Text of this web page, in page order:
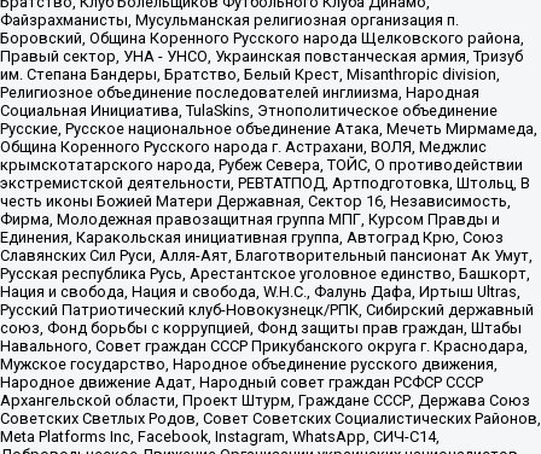
Файзрахманисты, Мусульманская религиозная организация п.
Боровский, Община Коренного Русского народа Щелковского района,
Правый сектор, УНА - УНСО, Украинская повстанческая армия, Тризуб
им. Степана Бандеры, Братство, Белый Крест, Misanthropic division,
Религиозное объединение последователей инглиизма, Народная
Социальная Инициатива, TulaSkins, Этнополитическое объединение
Русские, Русское национальное объединение Атака, Мечеть Мирмамеда,
Община Коренного Русского народа г. Астрахани, ВОЛЯ, Меджлис
крымскотатарского народа, Рубеж Севера, ТОЙС, О противодействии
экстремистской деятельности, РЕВТАТПОД, Артподготовка, Штольц, В
честь иконы Божией Матери Державная, Сектор 16, Независимость,
Фирма, Молодежная правозащитная группа МПГ, Курсом Правды и
Единения, Каракольская инициативная группа, Автоград Крю, Союз
Славянских Сил Руси, Алля-Аят, Благотворительный пансионат Ак Умут,
Русская республика Русь, Арестантское уголовное единство, Башкорт,
Нация и свобода, Нация и свобода, W.H.С., Фалунь Дафа, Иртыш Ultras,
Русский Патриотический клуб-Новокузнецк/РПК, Сибирский державный
союз, Фонд борьбы с коррупцией, Фонд защиты прав граждан, Штабы
Навального, Совет граждан СССР Прикубанского округа г. Краснодара,
Мужское государство, Народное объединение русского движения,
Народное движение Адат, Народный совет граждан РСФСР СССР
Архангельской области, Проект Штурм, Граждане СССР, Держава Союз
Советских Светлых Родов, Совет Советских Социалистических Районов,
Meta Platforms Inc, Facebook, Instagram, WhatsApp, СИЧ-С14,